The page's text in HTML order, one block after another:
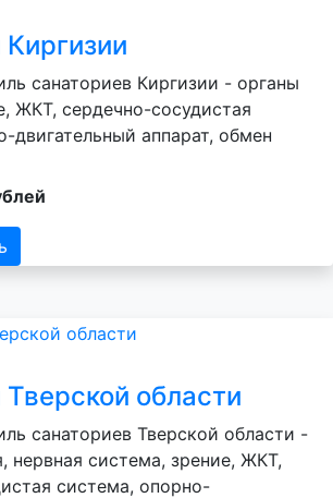
санаториев Киргизии - органы
ЖКТ, сердечно-сосудистая
двигательный аппарат, обмен
области
санаториев Тверской области -
нервная система, зрение, ЖКТ,
система, опорно-